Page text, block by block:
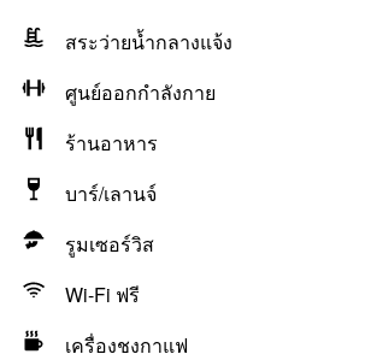
สระว่ายน้ำกลางแจ้ง
ศูนย์ออกกำลังกาย
ร้านอาหาร
บาร์/เลานจ์
รูมเซอร์วิส
Wi-Fi ฟรี
เครื่องชงกาแฟ